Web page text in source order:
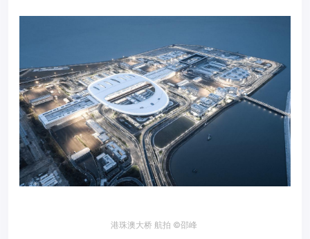
港珠澳大桥 航拍 ©邵峰